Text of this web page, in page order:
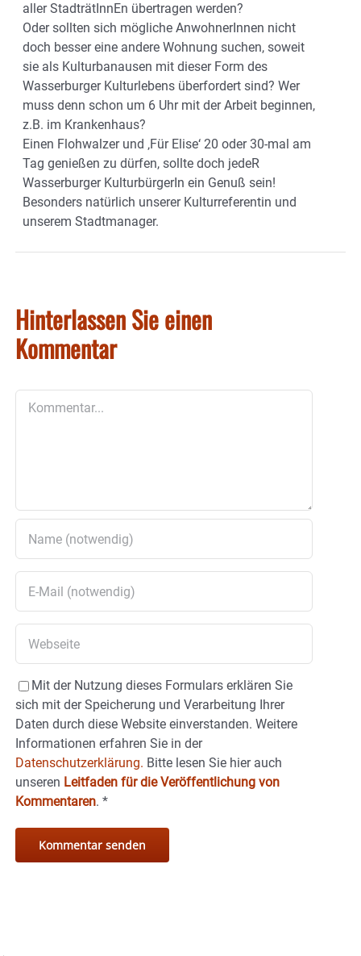
aller StadträtInnEn übertragen werden?
Oder sollten sich mögliche AnwohnerInnen nicht
doch besser eine andere Wohnung suchen, soweit
sie als Kulturbanausen mit dieser Form des
Wasserburger Kulturlebens überfordert sind? Wer
muss denn schon um 6 Uhr mit der Arbeit beginnen,
z.B. im Krankenhaus?
Einen Flohwalzer und ‚Für Elise‘ 20 oder 30-mal am
Tag genießen zu dürfen, sollte doch jedeR
Wasserburger KulturbürgerIn ein Genuß sein!
Besonders natürlich unserer Kulturreferentin und
unserem Stadtmanager.
Hinterlassen Sie einen
Kommentar
Mit der Nutzung dieses Formulars erklären Sie
sich mit der Speicherung und Verarbeitung Ihrer
Daten durch diese Website einverstanden. Weitere
Informationen erfahren Sie in der
Datenschutzerklärung. Bitte lesen Sie hier auch
unseren Leitfaden für die Veröffentlichung von
Kommentaren. *